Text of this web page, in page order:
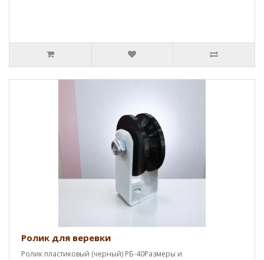
Ролик для веревки
Ролик пластиковый (черный) РБ-40Размеры и